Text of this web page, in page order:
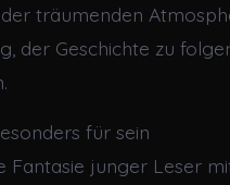
träumenden
der Geschichte zu
für sein
Fantasie junger Leser